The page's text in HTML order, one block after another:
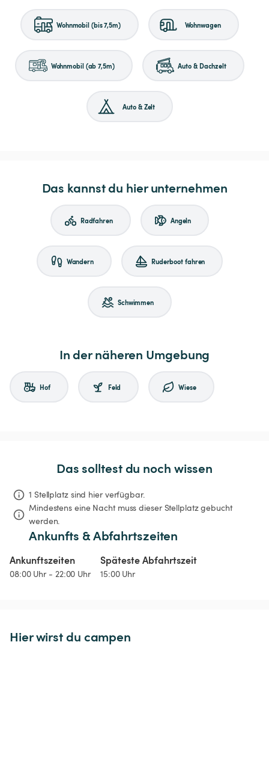
Wohnmobil (bis 7,5m) Wohnwagen
Wohnmobil (ab 7,5m) Auto & Dachzelt
Auto & Zelt
Das kannst du hier unternehmen
Radfahren Angeln
Wandern Ruderboot fahren
Schwimmen
In der näheren Umgebung
Hof Feld Wiese
Das solltest du noch wissen
1 Stellplatz sind hier verfügbar.
Mindestens eine Nacht muss dieser Stellplatz gebucht
werden.
Ankunfts & Abfahrtszeiten
Ankunftszeiten
08:00 Uhr - 22:00 Uhr
Späteste Abfahrtszeit
15:00 Uhr
Hier wirst du campen